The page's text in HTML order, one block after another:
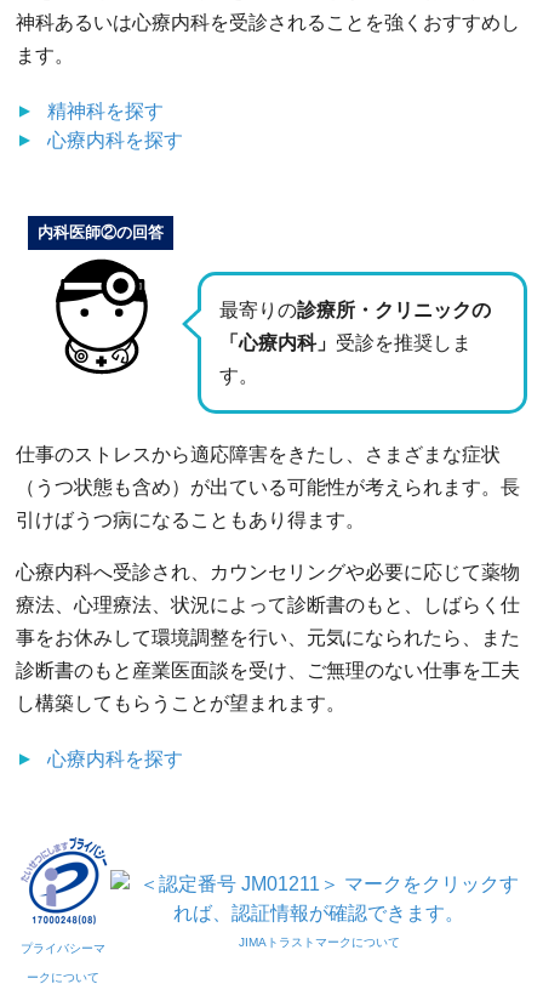
神科あるいは心療内科を受診されることを強くおすすめし
ます。
精神科を探す
心療内科を探す
最寄りの診療所・クリニックの
「心療内科」 受診を推奨しま
す。
内科医師②の回答
仕事のストレスから適応障害をきたし、さまざまな症状
（うつ状態も含め）が出ている可能性が考えられます。長
引けばうつ病になることもあり得ます。
心療内科へ受診され、カウンセリングや必要に応じて薬物
療法、心理療法、状況によって診断書のもと、しばらく仕
事をお休みして環境調整を行い、元気になられたら、また
診断書のもと産業医面談を受け、ご無理のない仕事を工夫
し構築してもらうことが望まれます。
心療内科を探す